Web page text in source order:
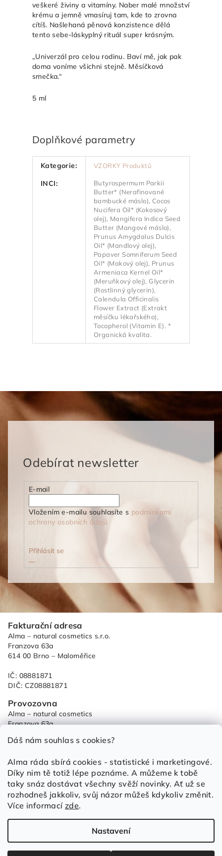
Dáš nám souhlas s cookies?
Alma ráda sbírá cookies - statistické i marketingové.
Díky nim tě totiž lépe poznáme. A můžeme k tobě
taky snáz dostávat všechny svěží novinky. Ať už se
rozhodneš jakkoliv, svůj názor můžeš kdykoliv změnit.
Více informacízde.
Nastavení
veškeré živiny a vitamíny. Naber malé množství
krému a jemně vmasíruj tam, kde to zrovna
cítíš. Našlehaná pěnová konzistence dělá
tento sebe-láskyplný rituál super krásným.
„Univerzál pro celou rodinu. Baví mě, jak pak
doma voníme všichni stejně. Měsíčková
smečka.“
5 ml
Doplňkové parametry
Kategorie: VZORKY Produktů
INCI:
Butyrospermum Parkii
Butter* (Nerafinované
bambucké máslo), Cocos
Nucifera Oil* (Kokosový
olej), Mangifera Indica Seed
Butter (Mangové máslo),
Prunus Amygdalus Dulcis
Oil* (Mandlový olej),
Papaver Somniferum Seed
Oil* (Makový olej), Prunus
Armeniaca Kernel Oil*
(Meruňkový olej), Glycerin
(Rostlinný glycerin),
Calendula Officinalis
Flower Extract (Extrakt
měsíčku lékařského),
Tocopherol (Vitamin E). *
Organická kvalita.
Odebírat newsletter
E-mail
Vložením e-mailu souhlasíte s podmínkami
ochrany osobních údajů
Přihlásit se
Fakturační adresa
Alma – natural cosmetics s.r.o.
Franzova 63a
614 00 Brno – Maloměřice
IČ: 08881871
DIČ: CZ08881871
Provozovna
Alma – natural cosmetics
Franzova 63a
+420 733 684 459
objednavky@alma.cz
Obchod
Obchodní podmínky
Ochrana osobních údajů
Zásady cookies (EU)
Upravit nastavení cookies